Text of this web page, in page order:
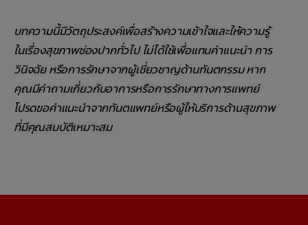
บทความนี้มีวัตถุประสงค์เพื่อสร้างความเข้าใจและให้ความรู้
ในเรื่องสุขภาพช่องปากทั่วไป ไม่ได้ใช้เพื่อแทนคำแนะนำ การ
วินิจฉัย หรือการรักษาจากผู้เชี่ยวชาญด้านทันตกรรม หาก
คุณมีคำถามเกี่ยวกับอาการหรือการรักษาทางการแพทย์
โปรดขอคำแนะนำจากทันตแพทย์หรือผู้ให้บริการด้านสุขภาพ
ที่มีคุณสมบัติเหมาะสม